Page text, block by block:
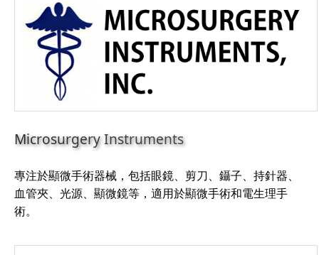
Microsurgery Instruments
專注於顯微手術器械，包括眼鏡、剪刀、鑷子、持針器、
血管夾、光源、顯微鏡等，適用於顯微手術和電生理手
術。